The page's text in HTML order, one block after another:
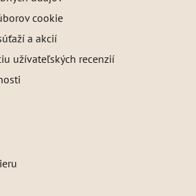
cookie
a akcií
užívateľských recenzií